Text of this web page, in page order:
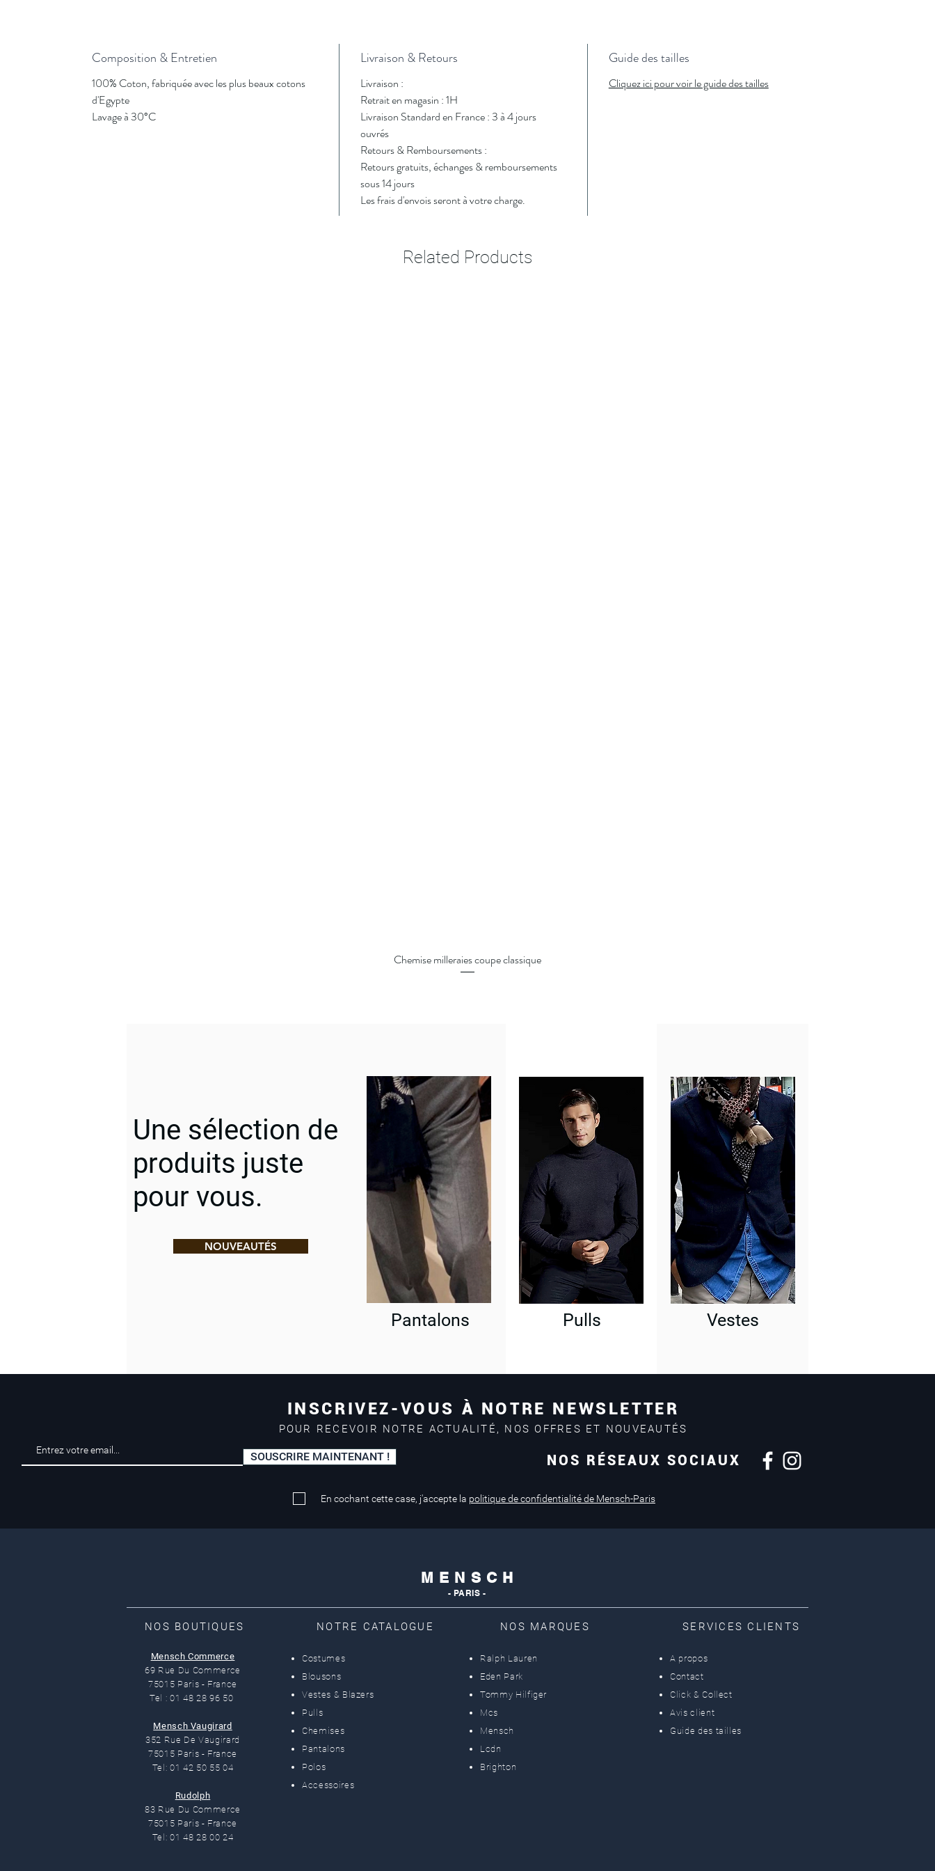
Composition & Entretien
100% Coton, fabriquée avec les plus beaux cotons
d'Egypte
Lavage à 30°C
Livraison & Retours
Livraison :
Retrait en magasin : 1H
Livraison Standard en France : 3 à 4 jours
ouvrés
Retours & Remboursements :
Retours gratuits, échanges & remboursements
sous 14 jours
Les frais d'envois seront à votre charge.
Guide des tailles
Cliquez ici pour voir le guide des tailles
Related Products
Quick View
Chemise milleraies coupe classique
Une sélection de
produits juste
pour vous.
NOUVEAUTÉS
Pantalons Pulls Vestes
Mastercard, Visa
en magasin
INSCRIVEZ-VOUS À NOTRE NEWSLETTER
POUR RECEVOIR NOTRE ACTUALITÉ, NOS OFFRES ET NOUVEAUTÉS
SOUSCRIRE MAINTENANT ! NOS RÉSEAUX SOCIAUX
En cochant cette case, j'accepte la politique de confidentialité de Mensch-Paris
M E N S C H
- PARIS -
NOS BOUTIQUES
Mensch Commerce
69 Rue Du Commerce
75015 Paris - France
Tel : 01 48 28 96 50
Mensch Vaugirard
352 Rue De Vaugirard
75015 Paris - France
Tel: 01 42 50 55 04
Rudolph
83 Rue Du Commerce
75015 Paris - France
Tel: 01 48 28 00 24
NOTRE CATALOGUE
Costumes
Blousons
Vestes & Blazers
Pulls
Chemises
Pantalons
Polos
Accessoires
NOS MARQUES
Ralph Lauren
Eden Park
Tommy Hilfiger
Mcs
Mensch
Lcdn
Brighton
SERVICES CLIENTS
A propos
Contact
Click & Collect
Avis client
Guide des tailles